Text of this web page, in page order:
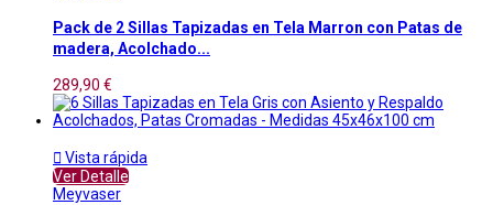
Pack de 2 Sillas Tapizadas en Tela Marron con Patas de
madera, Acolchado...
289,90 €
 Vista rápida
Ver Detalle
Meyvaser